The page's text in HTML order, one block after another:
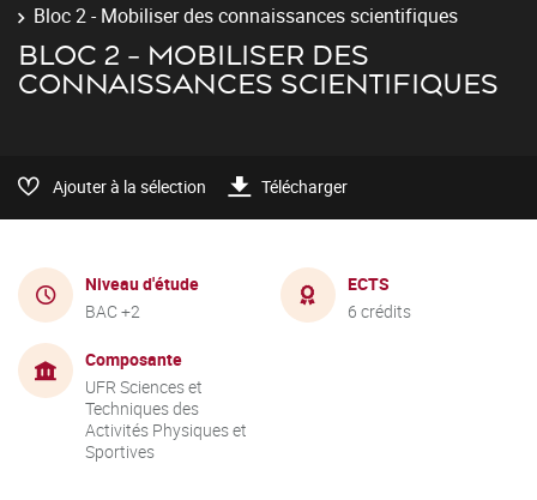
Bloc 2 - Mobiliser des connaissances scientifiques
BLOC 2 - MOBILISER DES
CONNAISSANCES SCIENTIFIQUES
Ajouter à la sélection Télécharger
Niveau d'étude
BAC +2
ECTS
6 crédits
Composante
UFR Sciences et
Techniques des
Activités Physiques et
Sportives